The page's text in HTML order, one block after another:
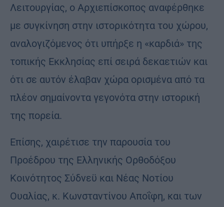
Λειτουργίας, ο Αρχιεπίσκοπος αναφέρθηκε
με συγκίνηση στην ιστορικότητα του χώρου,
αναλογιζόμενος ότι υπήρξε η «καρδιά» της
τοπικής Εκκλησίας επί σειρά δεκαετιών και
ότι σε αυτόν έλαβαν χώρα ορισμένα από τα
πλέον σημαίνοντα γεγονότα στην ιστορική
της πορεία.
Επίσης, χαιρέτισε την παρουσία του
Προέδρου της Ελληνικής Ορθοδόξου
Κοινότητος Σύδνεϋ και Νέας Νοτίου
Ουαλίας, κ. Κωνσταντίνου Αποΐφη, και των